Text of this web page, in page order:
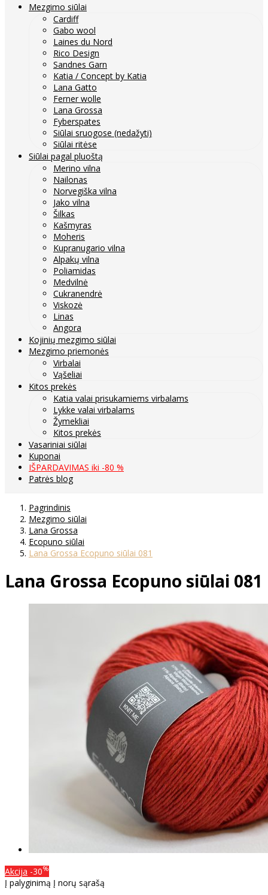
Mezgimo siūlai
Cardiff
Gabo wool
Laines du Nord
Rico Design
Sandnes Garn
Katia / Concept by Katia
Lana Gatto
Ferner wolle
Lana Grossa
Fyberspates
Siūlai sruogose (nedažyti)
Siūlai ritėse
Siūlai pagal pluoštą
Merino vilna
Nailonas
Norvegiška vilna
Jako vilna
Šilkas
Kašmyras
Moheris
Kupranugario vilna
Alpakų vilna
Poliamidas
Medvilnė
Cukranendrė
Viskozė
Linas
Angora
Kojinių mezgimo siūlai
Mezgimo priemonės
Virbalai
Vąšeliai
Kitos prekės
Katia valai prisukamiems virbalams
Lykke valai virbalams
Žymekliai
Kitos prekės
Vasariniai siūlai
Kuponai
IŠPARDAVIMAS iki -80 %
Patrės blog
Pagrindinis
Mezgimo siūlai
Lana Grossa
Ecopuno siūlai
Lana Grossa Ecopuno siūlai 081
Lana Grossa Ecopuno siūlai 081
Akcija -30%
Į palyginimą Į norų sąrašą